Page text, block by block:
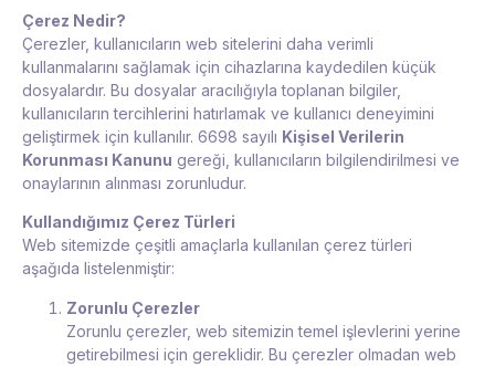
Çerez Nedir?
Çerezler, kullanıcıların web sitelerini daha verimli
kullanmalarını sağlamak için cihazlarına kaydedilen küçük
dosyalardır. Bu dosyalar aracılığıyla toplanan bilgiler,
kullanıcıların tercihlerini hatırlamak ve kullanıcı deneyimini
geliştirmek için kullanılır. 6698 sayılı Kişisel Verilerin
Korunması Kanunu gereği, kullanıcıların bilgilendirilmesi ve
onaylarının alınması zorunludur.
Kullandığımız Çerez Türleri
Web sitemizde çeşitli amaçlarla kullanılan çerez türleri
aşağıda listelenmiştir:
Zorunlu Çerezler
Zorunlu çerezler, web sitemizin temel işlevlerini yerine
getirebilmesi için gereklidir. Bu çerezler olmadan web